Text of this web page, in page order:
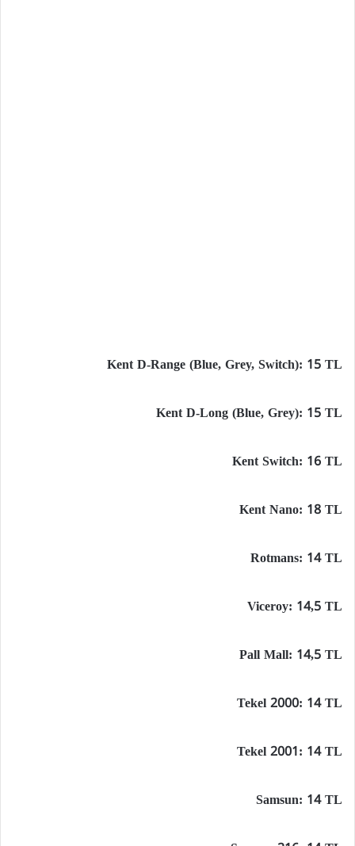
Kent D-Range (Blue, Grey, Switch): 15 TL
Kent D-Long (Blue, Grey): 15 TL
Kent Switch: 16 TL
Kent Nano: 18 TL
Rotmans: 14 TL
Viceroy: 14,5 TL
Pall Mall: 14,5 TL
Tekel 2000: 14 TL
Tekel 2001: 14 TL
Samsun: 14 TL